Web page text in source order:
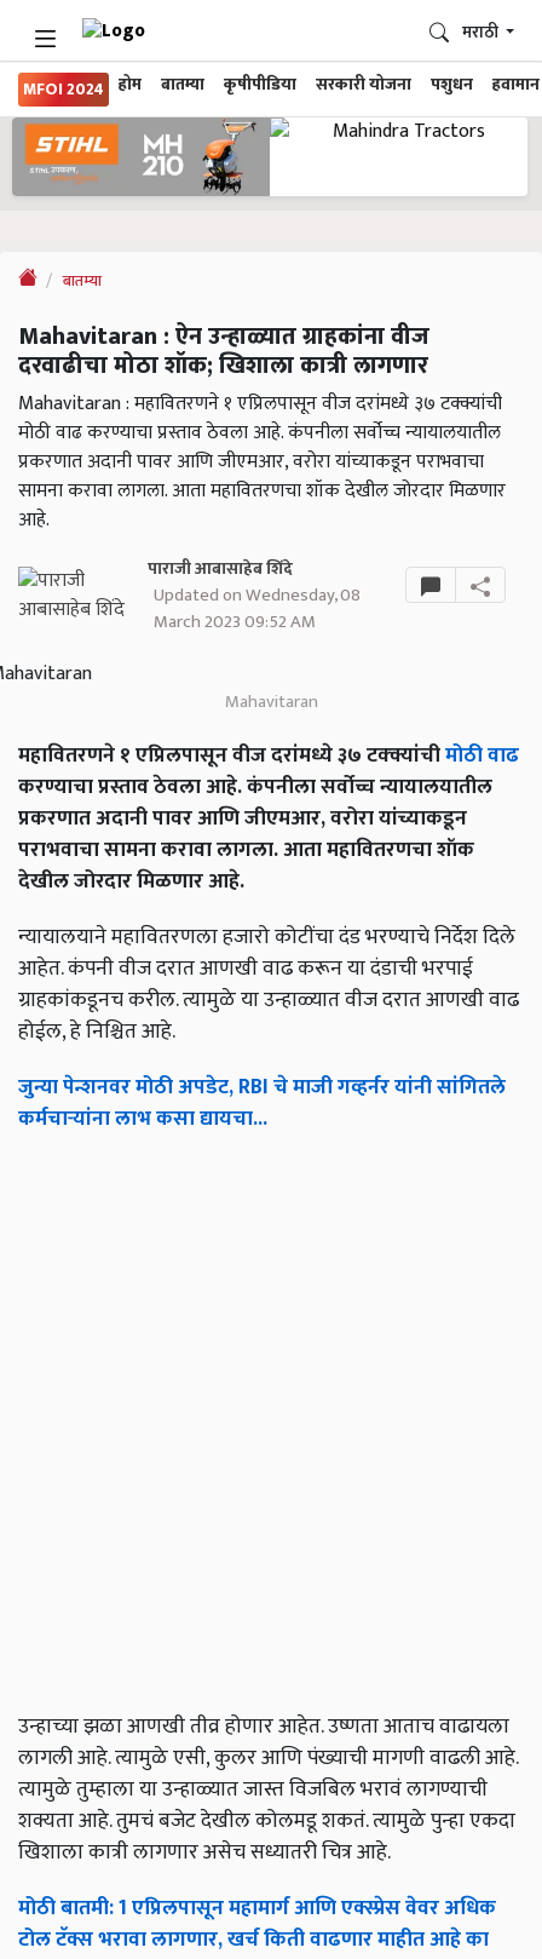
MFOI 2024 होम बातम्या कृषीपीडिया सरकारी योजना पशुधन हवामान
मराठी
बातम्या
Mahavitaran : ऐन उन्हाळ्यात ग्राहकांना वीज
दरवाढीचा मोठा शॉक; खिशाला कात्री लागणार
Mahavitaran : महावितरणने १ एप्रिलपासून वीज दरांमध्ये ३७ टक्क्यांची
मोठी वाढ करण्याचा प्रस्ताव ठेवला आहे. कंपनीला सर्वोच्च न्यायालयातील
प्रकरणात अदानी पावर आणि जीएमआर, वरोरा यांच्याकडून पराभवाचा
सामना करावा लागला. आता महावितरणचा शॉक देखील जोरदार मिळणार
आहे.
पाराजी आबासाहेब शिंदे
Updated on Wednesday, 08
March 2023 09:52 AM
Mahavitaran
महावितरणने १ एप्रिलपासून वीज दरांमध्ये ३७ टक्क्यांचीमोठी वाढ
करण्याचा प्रस्ताव ठेवला आहे. कंपनीला सर्वोच्च न्यायालयातील
प्रकरणात अदानी पावर आणि जीएमआर, वरोरा यांच्याकडून
पराभवाचा सामना करावा लागला. आता महावितरणचा शॉक
देखील जोरदार मिळणार आहे.
न्यायालयाने महावितरणला हजारो कोटींचा दंड भरण्याचे निर्देश दिले
आहेत. कंपनी वीज दरात आणखी वाढ करून या दंडाची भरपाई
ग्राहकांकडूनच करील. त्यामुळे या उन्हाळ्यात वीज दरात आणखी वाढ
होईल, हे निश्चित आहे.
जुन्या पेन्शनवर मोठी अपडेट, RBI चे माजी गव्हर्नर यांनी सांगितले
कर्मचाऱ्यांना लाभ कसा द्यायचा...
उन्हाच्या झळा आणखी तीव्र होणार आहेत. उष्णता आताच वाढायला
लागली आहे. त्यामुळे एसी, कुलर आणि पंख्याची मागणी वाढली आहे.
त्यामुळे तुम्हाला या उन्हाळ्यात जास्त विजबिल भरावं लागण्याची
शक्यता आहे. तुमचं बजेट देखील कोलमडू शकतं. त्यामुळे पुन्हा एकदा
खिशाला कात्री लागणार असेच सध्यातरी चित्र आहे.
मोठी बातमी: 1 एप्रिलपासून महामार्ग आणि एक्स्प्रेस वेवर अधिक
टोल टॅक्स भरावा लागणार, खर्च किती वाढणार माहीत आहे का